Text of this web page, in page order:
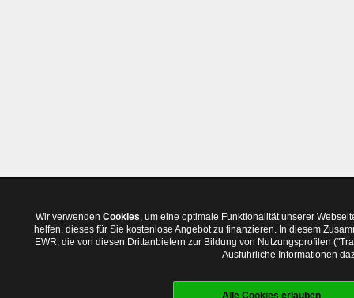
Wir verwenden Cookies, um eine optimale Funktionalität unserer
helfen, dieses für Sie kostenlose Angebot zu finanzieren. In diesem
EWR, die von diesen Drittanbietern zur Bildung von Nutzungsprofilen
Ausführliche Informationen
Alle Cookies erlauben